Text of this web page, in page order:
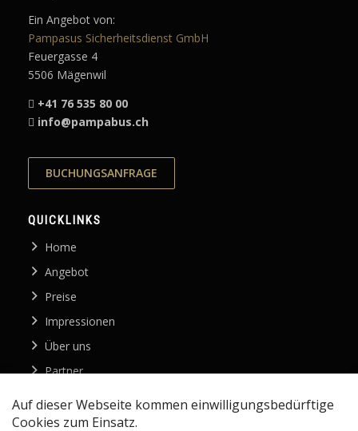
Ein Angebot von:
Pampasus Sicherheitsdienst GmbH
Feuergasse 4
5506 Mägenwil
+41 76 535 80 00
info@pampabus.ch
BUCHUNGSANFRAGE
QUICKLINKS
Home
Angebot
Preise
Impressionen
Über uns
Partner